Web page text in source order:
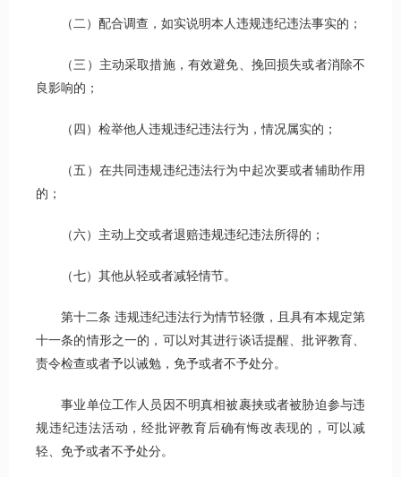
（二）配合调查，如实说明本人违规违纪违法事实的；
（三）主动采取措施，有效避免、挽回损失或者消除不
良影响的；
（四）检举他人违规违纪违法行为，情况属实的；
（五）在共同违规违纪违法行为中起次要或者辅助作用
的；
（六）主动上交或者退赔违规违纪违法所得的；
（七）其他从轻或者减轻情节。
第十二条 违规违纪违法行为情节轻微，且具有本规定第
十一条的情形之一的，可以对其进行谈话提醒、批评教育、
责令检查或者予以诫勉，免予或者不予处分。
事业单位工作人员因不明真相被裹挟或者被胁迫参与违
规违纪违法活动，经批评教育后确有悔改表现的，可以减
轻、免予或者不予处分。